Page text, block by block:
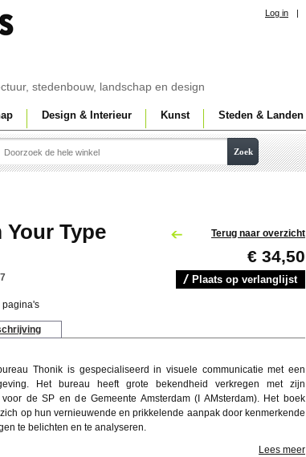
stedenbouw, landschap en design
Log in |
Design & Interieur Kunst Steden & Landen
Zoek
Terug naar overzicht
€ 34,50
Plaats op verlanglijst
Type
pagina's
Thonik is gespecialiseerd in visuele communicatie met een
Het bureau heeft grote bekendheid verkregen met zijn
de SP en de Gemeente Amsterdam (I AMsterdam). Het boek
op hun vernieuwende en prikkelende aanpak door kenmerkende
te belichten en te analyseren.
Lees meer